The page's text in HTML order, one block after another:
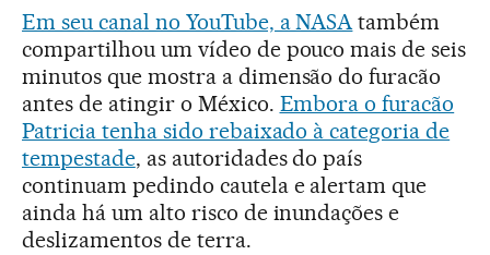
Em seu canal no YouTube, a NASAtambém
compartilhou um vídeo de pouco mais de seis
minutos que mostra a dimensão do furacão
antes de atingir o México. Embora o furacão
Patricia tenha sido rebaixado à categoria de
tempestade, as autoridades do país
continuam pedindo cautela e alertam que
ainda há um alto risco de inundações e
deslizamentos de terra.